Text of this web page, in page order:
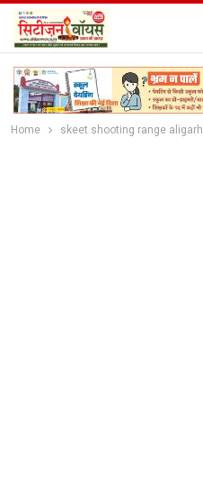
Home skeet shooting range aligarh